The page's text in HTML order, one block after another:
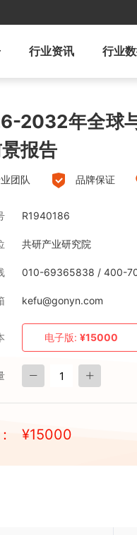
行业资讯 行业
2032年全球
报告
团队 品牌保证
R1940186
共研产业研究院
010-69365838 / 400-
kefu@gonyn.com
电子版: ¥15000
¥15000